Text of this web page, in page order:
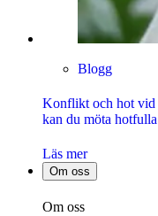
Blogg
Konflikt och hot vid
kan du möta
Läs mer
Om oss
Om oss